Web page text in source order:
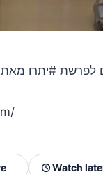
לפרשת #יתרו מאת
Watch